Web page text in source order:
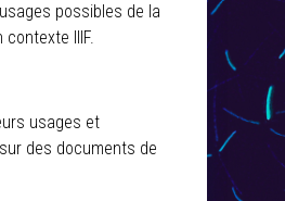
possibles de la
IIIF.
usages et
des documents de